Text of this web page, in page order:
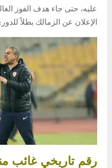
الإعلان عن الزمالك بطلاً للدوري
رقم تاريخي غائب منذ 38